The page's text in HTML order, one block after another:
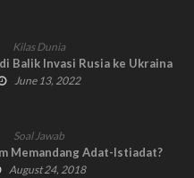
Kilas Dunia
Balik Invasi Rusia ke Ukraina
June 13, 2022
Soal Jawab
Memandang Adat-Istiadat?
August 24, 2018